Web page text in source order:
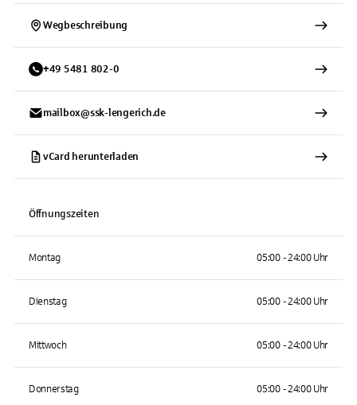
Wegbeschreibung
+49 5481 802-0
mailbox@ssk-lengerich.de
vCard herunterladen
Öffnungszeiten
Montag 05:00 - 24:00 Uhr
Dienstag 05:00 - 24:00 Uhr
Mittwoch 05:00 - 24:00 Uhr
Donnerstag 05:00 - 24:00 Uhr